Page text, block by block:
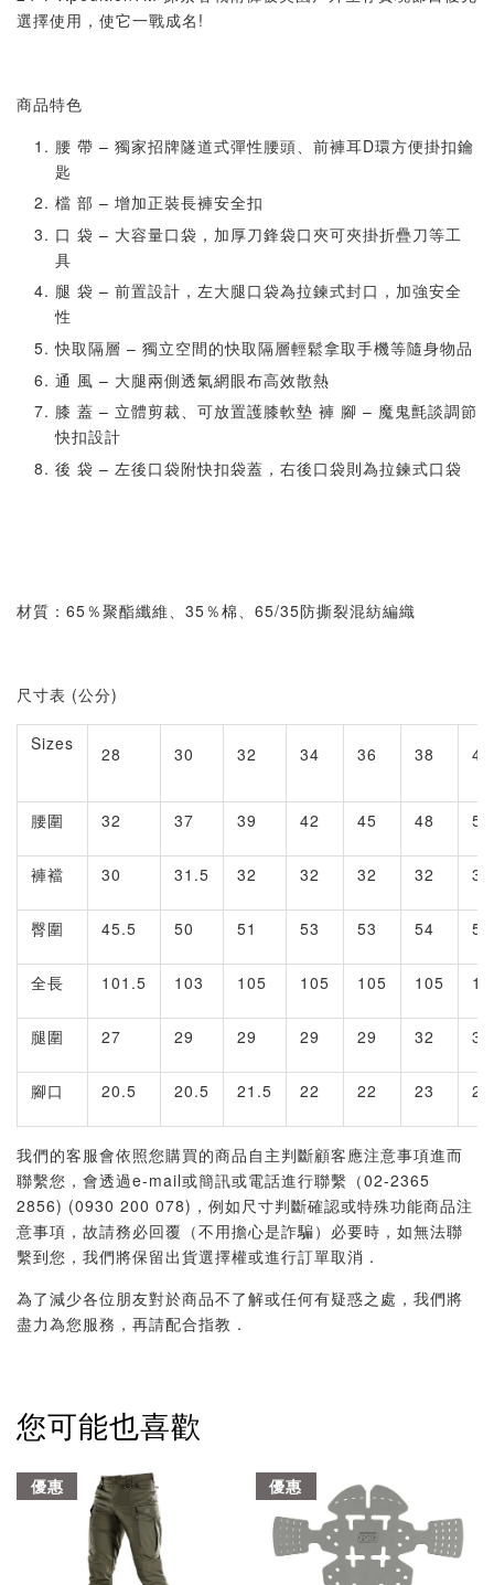
選擇使用，使它一戰成名!
商品特色
腰 帶 – 獨家招牌隧道式彈性腰頭、前褲耳D環方便掛扣鑰
匙
檔 部 – 增加正裝長褲安全扣
口 袋 – 大容量口袋，加厚刀鋒袋口夾可夾掛折疊刀等工
具
腿 袋 – 前置設計，左大腿口袋為拉鍊式封口，加強安全
性
快取隔層 – 獨立空間的快取隔層輕鬆拿取手機等隨身物品
通 風 – 大腿兩側透氣網眼布高效散熱
膝 蓋 – 立體剪裁、可放置護膝軟墊 褲 腳 – 魔鬼氈談調節
快扣設計
後 袋 – 左後口袋附快扣袋蓋，右後口袋則為拉鍊式口袋
材質：65％聚酯纖維、35％棉、65/35防撕裂混紡編織
尺寸表 (公分)
Sizes 28 30 32 34 36 38 40
腰圍 32 37 39 42 45 48 52
褲襠 30 31.5 32 32 32 32 35
臀圍 45.5 50 51 53 53 54
全長 101.5 103 105 105 105 105
腿圍 27 29 29 29 29 32 32
腳口 20.5 20.5 21.5 22 22 23 23
我們的客服會依照您購買的商品自主判斷顧客應注意事項進而
聯繫您，會透過e-mail或簡訊或電話進行聯繫（02-2365
2856) (0930 200 078)，例如尺寸判斷確認或特殊功能商品注
意事項，故請務必回覆（不用擔心是詐騙）必要時，如無法聯
繫到您，我們將保留出貨選擇權或進行訂單取消．
為了減少各位朋友對於商品不了解或任何有疑惑之處，我們將
盡力為您服務，再請配合指教．
您可能也喜歡
優惠 優惠